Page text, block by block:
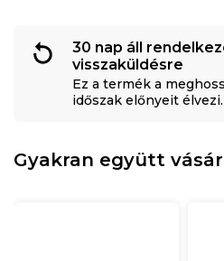
30 nap áll
visszaküldésre
Ez a termék a
időszak előnyeit élvezi.
Gyakran együtt